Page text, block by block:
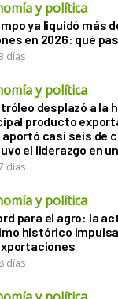
y política
ya liquidó más
en 2026: qué
días
y política
desplazó a la
producto
aportó casi seis de
el liderazgo en
días
y política
para el agro: la
histórico
días